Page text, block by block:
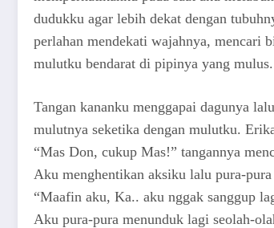
dudukku agar lebih dekat dengan
perlahan mendekati wajahnya, mencari
mulutku bendarat di pipinya yang
Tangan kananku menggapai dagunya
mulutnya seketika dengan mulutku.
“Mas Don, cukup Mas!” tangannya
Aku menghentikan aksiku lalu pura-
“Maafin aku, Ka.. aku nggak sanggup
Aku pura-pura menunduk lagi seolah-